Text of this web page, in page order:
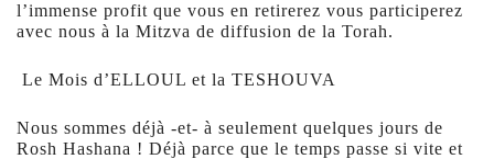
l’immense profit que vous en retirerez vous participerez
avec nous à la Mitzva de diffusion de la Torah.
Le Mois d’ELLOUL et la TESHOUVA
Nous sommes déjà -et- à seulement quelques jours de
Rosh Hashana ! Déjà parce que le temps passe si vite et